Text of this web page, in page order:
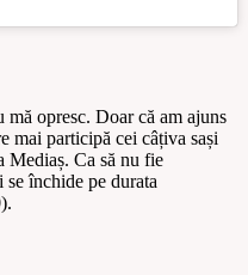
mă opresc. Doar că am ajuns
mai participă cei câțiva sași
Mediaș. Ca să nu fie
închide pe durata